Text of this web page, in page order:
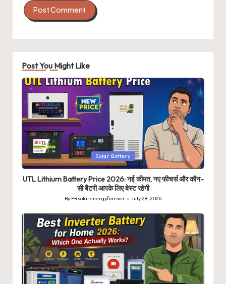
Post You Might Like
Posted
in
Solar Battery
UTL Lithium Battery Price 2026: नई कीमत, नए फीचर्स और कौन-
सी बैटरी आपके लिए बेस्ट रहेगी
Posted
By PRsolarenergyforever July 28, 2026